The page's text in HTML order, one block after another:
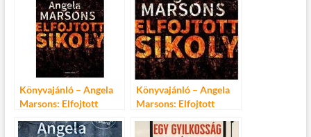
o
o
k
t
e
g
Könyvajánló – Angela
Marsons: Elfojtott
Könyvajánló – Angela
Marsons: Elfojtott